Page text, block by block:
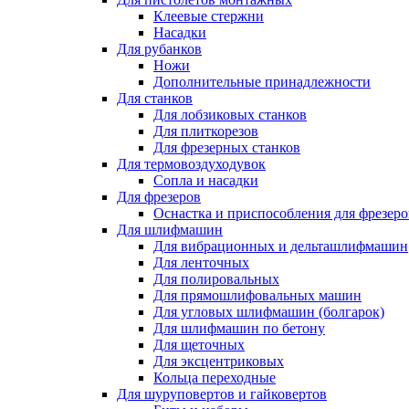
Клеевые стержни
Насадки
Для рубанков
Ножи
Дополнительные принадлежности
Для станков
Для лобзиковых станков
Для плиткорезов
Для фрезерных станков
Для термовоздуходувок
Сопла и насадки
Для фрезеров
Оснастка и приспособления для
Для шлифмашин
Для вибрационных и дельташлифмашин
Для ленточных
Для полировальных
Для прямошлифовальных машин
Для угловых шлифмашин (болгарок)
Для шлифмашин по бетону
Для щеточных
Для эксцентриковых
Кольца переходные
Для шуруповертов и гайковертов